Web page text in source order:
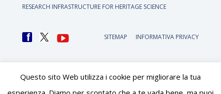
RESEARCH INFRASTRUCTURE FOR HERITAGE SCIENCE
SITEMAP INFORMATIVA PRIVACY
Questo sito Web utilizza i cookie per migliorare la tua